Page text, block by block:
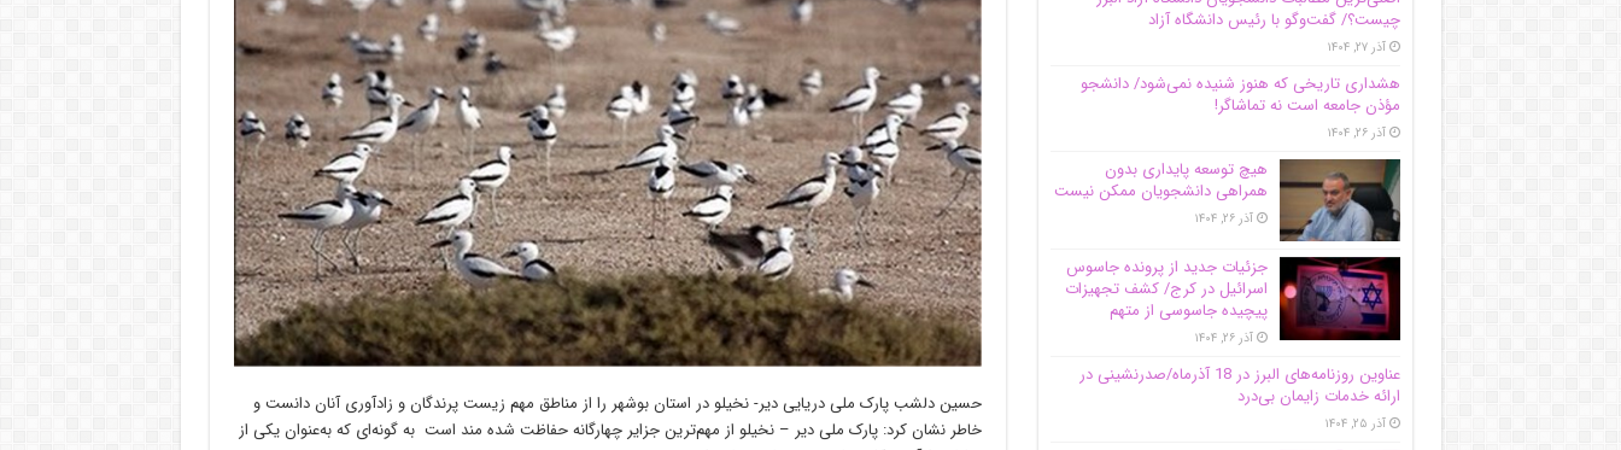
حسین دلشب پارک ملی دریایی دیر- نخیلو در استان بوشهر را از مناطق مهم زیست پرندگان و زادآوری آنان دانست و
خاطر نشان کرد: پارک ملی دیر – نخیلو از مهم‌ترین جزایر چهارگانه حفاظت شده مند است به گونه‌ای که به‌عنوان یکی از
چیست؟/ گفت‌وگو با رئیس دانشگاه آز‌اد
آذر ۲۷, ۱۴۰۴
هشداری تاریخی که هنوز شنیده نمی‌شود/ دانشجو
مؤذن جامعه است نه تماشاگر!
آذر ۲۶, ۱۴۰۴
هیچ توسعه پایداری بدون
همراهی دانشجویان ممکن نیست
آذر ۲۶, ۱۴۰۴
جزئیات جدید از پرونده جاسوس
اسرائیل در کرج/‌ کشف تجهیزات
پیچیده جاسوسی از متهم
آذر ۲۶, ۱۴۰۴
عناوین روزنامه‌های البرز در ‌18 آذرماه/صدرنشینی در
ارائه خدمات زایمان بی‌درد
آذر ۲۵, ۱۴۰۴